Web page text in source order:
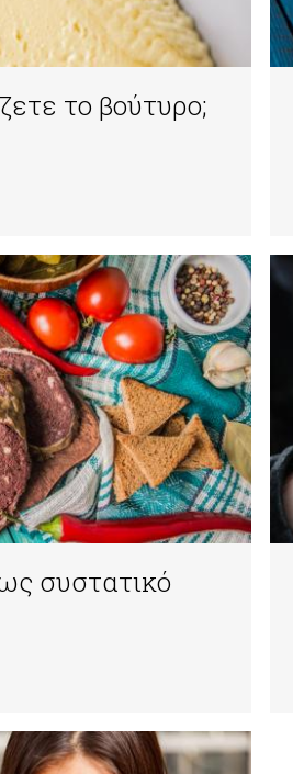
το βούτυρο;
συστατικό